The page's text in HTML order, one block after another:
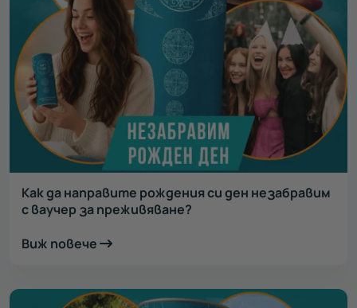
Как да направите рождения си ден незабравим
с ваучер за преживяване?
Виж повече